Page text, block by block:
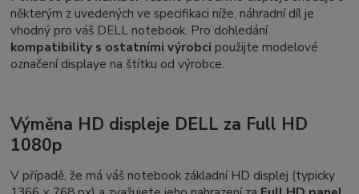
některým z uvedených ve specifikaci níže, náhradní díl je
vhodný pro váš DELL notebook. Pro dohledání
kompatibility s ostatními výrobci použijte modelové
označení displaye na štítku od výrobce.
Výměna HD displeje DELL za Full HD
1080p
V případě, že má váš notebook základní HD displej (typicky